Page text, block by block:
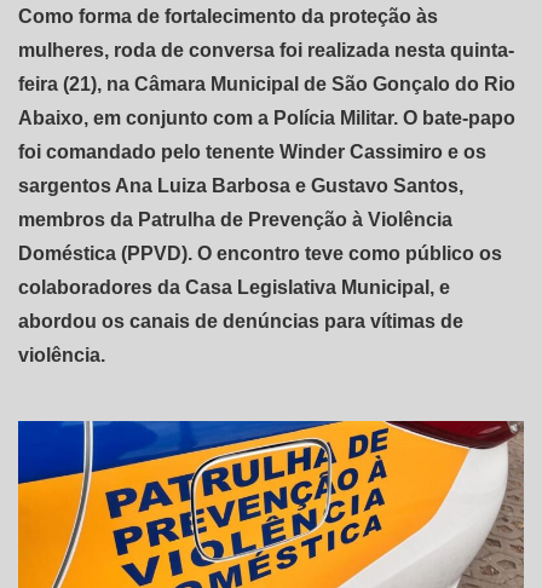
Como forma de fortalecimento da proteção às
mulheres, roda de conversa foi realizada nesta quinta-
feira (21), na Câmara Municipal de São Gonçalo do Rio
Abaixo, em conjunto com a Polícia Militar. O bate-papo
foi comandado pelo tenente Winder Cassimiro e os
sargentos Ana Luiza Barbosa e Gustavo Santos,
membros da Patrulha de Prevenção à Violência
Doméstica (PPVD). O encontro teve como público os
colaboradores da Casa Legislativa Municipal, e
abordou os canais de denúncias para vítimas de
violência.